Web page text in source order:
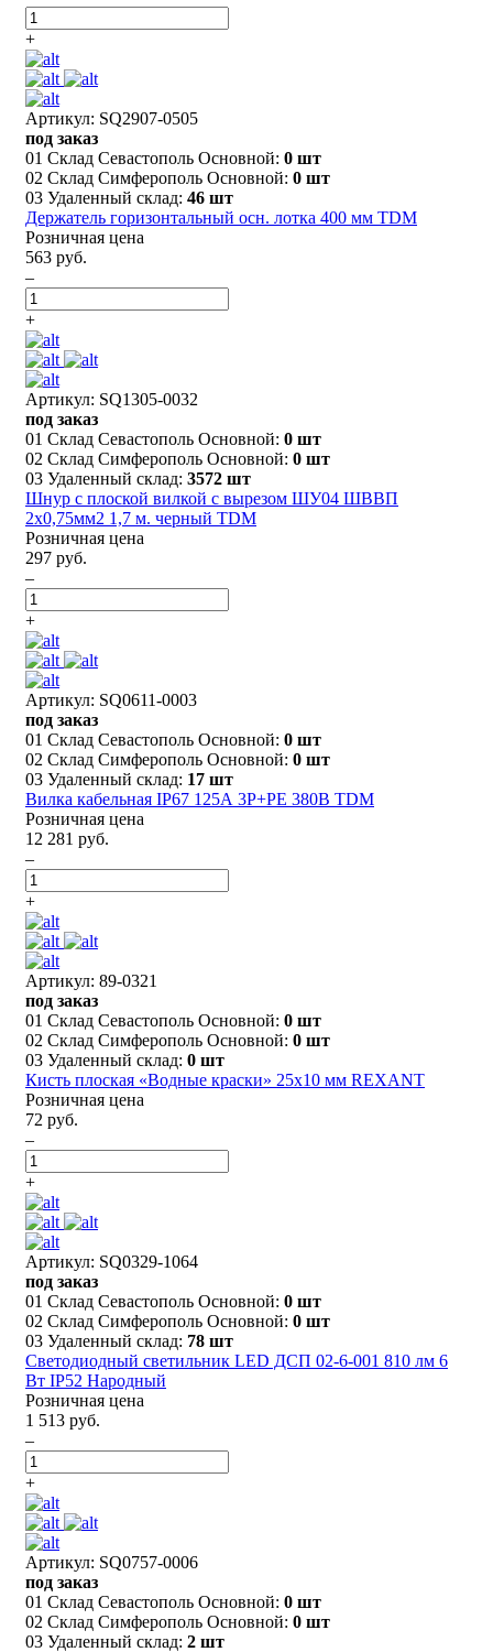
+
Артикул: SQ2907-0505
под заказ
01 Склад Севастополь Основной: 0 шт
02 Склад Симферополь Основной: 0 шт
03 Удаленный склад: 46 шт
Держатель горизонтальный осн. лотка 400 мм TDM
Розничная цена
563 руб.
–
+
Артикул: SQ1305-0032
под заказ
01 Склад Севастополь Основной: 0 шт
02 Склад Симферополь Основной: 0 шт
03 Удаленный склад: 3572 шт
Шнур с плоской вилкой с вырезом ШУ04 ШВВП
2х0,75мм2 1,7 м. черный TDM
Розничная цена
297 руб.
–
+
Артикул: SQ0611-0003
под заказ
01 Склад Севастополь Основной: 0 шт
02 Склад Симферополь Основной: 0 шт
03 Удаленный склад: 17 шт
Вилка кабельная IP67 125А 3Р+РЕ 380В TDM
Розничная цена
12 281 руб.
–
+
Артикул: 89-0321
под заказ
01 Склад Севастополь Основной: 0 шт
02 Склад Симферополь Основной: 0 шт
03 Удаленный склад: 0 шт
Кисть плоская «Водные краски» 25х10 мм REXANT
Розничная цена
72 руб.
–
+
Артикул: SQ0329-1064
под заказ
01 Склад Севастополь Основной: 0 шт
02 Склад Симферополь Основной: 0 шт
03 Удаленный склад: 78 шт
Светодиодный светильник LED ДСП 02-6-001 810 лм 6
Вт IP52 Народный
Розничная цена
1 513 руб.
–
+
Артикул: SQ0757-0006
под заказ
01 Склад Севастополь Основной: 0 шт
02 Склад Симферополь Основной: 0 шт
03 Удаленный склад: 2 шт